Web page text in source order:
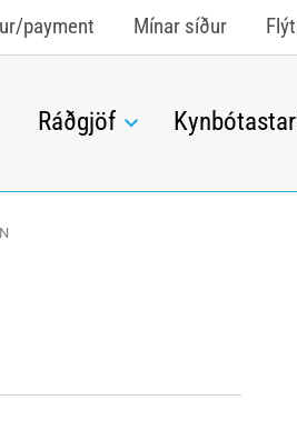
Ráðgjöf
payment Mínar síður